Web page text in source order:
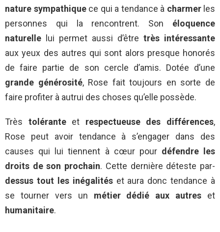
nature sympathiquece qui a tendance à charmerles
personnes qui la rencontrent. Son éloquence
naturelle lui permet aussi d’être très intéressante
aux yeux des autres qui sont alors presque honorés
de faire partie de son cercle d’amis. Dotée d’une
grande générosité, Rose fait toujours en sorte de
faire profiter à autrui des choses qu’elle possède.
Très toléranteet respectueuse des différences,
Rose peut avoir tendance à s’engager dans des
causes qui lui tiennent à cœur pour défendre les
droits de son prochain. Cette dernière déteste par-
dessus tout les inégalitéset aura donc tendance à
se tourner vers un métier dédié aux autres et
humanitaire.